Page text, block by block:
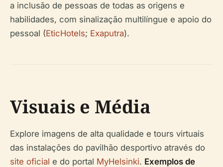
a inclusão de pessoas de todas as origens e
habilidades, com sinalização multilíngue e apoio do
pessoal (EticHotels; Exaputra).
Visuais e Média
Explore imagens de alta qualidade e tours virtuais
das instalações do pavilhão desportivo através do
site oficial e do portal MyHelsinki. Exemplos de